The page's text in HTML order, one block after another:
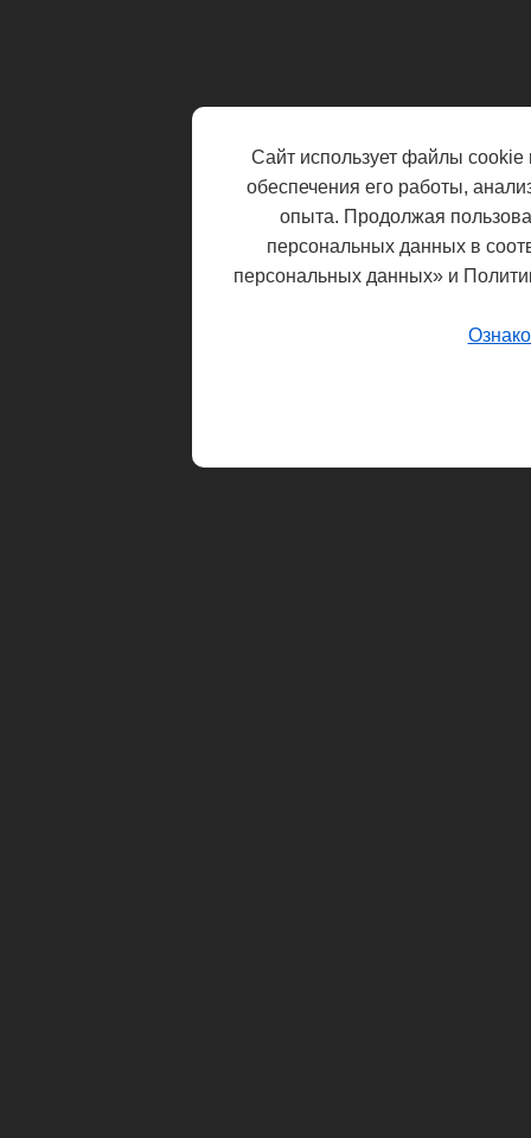
Сайт использует файлы cookie
обеспечения его работы,
опыта. Продолжая
персональных данных в
персональных данных» и